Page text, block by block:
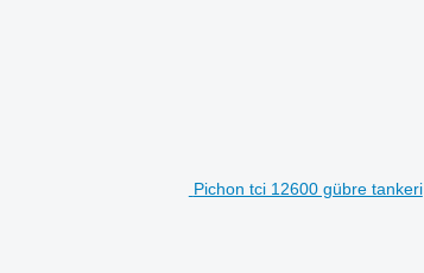
Pichon tci 12600 gübre tankeri